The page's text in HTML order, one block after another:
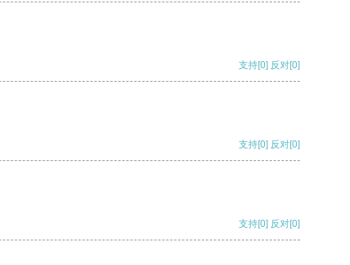
支持[0] 反对[0]
支持[0] 反对[0]
支持[0] 反对[0]